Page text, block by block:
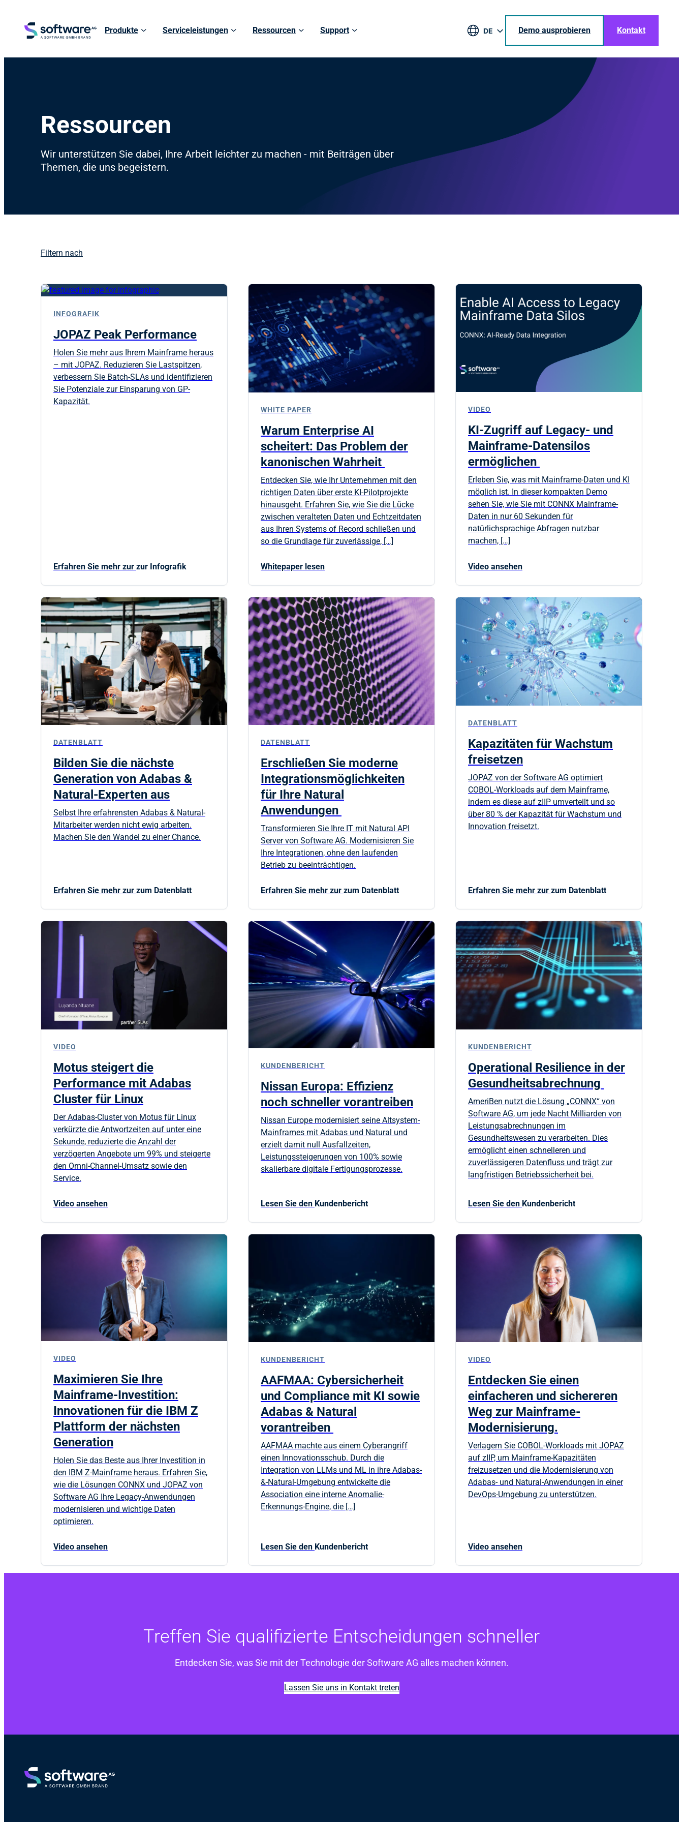
Produkte Serviceleistungen Ressourcen Support
DE
BR
Demo ausprobieren Kontakt
Ressourcen
Wir unterstützen Sie dabei, Ihre Arbeit leichter zu machen - mit Beiträgen über
Themen, die uns begeistern.
Filtern nach
INFOGRAFIK
JOPAZ Peak Performance
Holen Sie mehr aus Ihrem Mainframe heraus
– mit JOPAZ. Reduzieren Sie Lastspitzen,
verbessern Sie Batch-SLAs und identifizieren
Sie Potenziale zur Einsparung von GP-
Kapazität.
Erfahren Sie mehr zur zur Infografik
WHITE PAPER
Warum Enterprise AI
scheitert: Das Problem der
kanonischen Wahrheit
Entdecken Sie, wie Ihr Unternehmen mit den
richtigen Daten über erste KI-Pilotprojekte
hinausgeht. Erfahren Sie, wie Sie die Lücke
zwischen veralteten Daten und Echtzeitdaten
aus Ihren Systems of Record schließen und
so die Grundlage für zuverlässige, […]
Whitepaper lesen
VIDEO
KI-Zugriff auf Legacy- und
Mainframe-Datensilos
ermöglichen
Erleben Sie, was mit Mainframe-Daten und KI
möglich ist. In dieser kompakten Demo
sehen Sie, wie Sie mit CONNX Mainframe-
Daten in nur 60 Sekunden für
natürlichsprachige Abfragen nutzbar
machen, […]
Video ansehen
DATENBLATT
Bilden Sie die nächste
Generation von Adabas &
Natural-Experten aus
Selbst Ihre erfahrensten Adabas & Natural-
Mitarbeiter werden nicht ewig arbeiten.
Machen Sie den Wandel zu einer Chance.
Erfahren Sie mehr zur zum Datenblatt
DATENBLATT
Erschließen Sie moderne
Integrationsmöglichkeiten
für Ihre Natural
Anwendungen
Transformieren Sie Ihre IT mit Natural API
Server von Software AG. Modernisieren Sie
Ihre Integrationen, ohne den laufenden
Betrieb zu beeinträchtigen.
Erfahren Sie mehr zur zum Datenblatt
DATENBLATT
Kapazitäten für Wachstum
freisetzen
JOPAZ von der Software AG optimiert
COBOL-Workloads auf dem Mainframe,
indem es diese auf zIIP umverteilt und so
über 80 % der Kapazität für Wachstum und
Innovation freisetzt.
Erfahren Sie mehr zur zum Datenblatt
VIDEO
Motus steigert die
Performance mit Adabas
Cluster für Linux
Der Adabas-Cluster von Motus für Linux
verkürzte die Antwortzeiten auf unter eine
Sekunde, reduzierte die Anzahl der
verzögerten Angebote um 99% und steigerte
den Omni-Channel-Umsatz sowie den
Service.
Video ansehen
KUNDENBERICHT
Nissan Europa: Effizienz
noch schneller vorantreiben
Nissan Europe modernisiert seine Altsystem-
Mainframes mit Adabas und Natural und
erzielt damit null Ausfallzeiten,
Leistungssteigerungen von 100% sowie
skalierbare digitale Fertigungsprozesse.
Lesen Sie den Kundenbericht
KUNDENBERICHT
Operational Resilience in der
Gesundheitsabrechnung
AmeriBen nutzt die Lösung „CONNX“ von
Software AG, um jede Nacht Milliarden von
Leistungsabrechnungen im
Gesundheitswesen zu verarbeiten. Dies
ermöglicht einen schnelleren und
zuverlässigeren Datenfluss und trägt zur
langfristigen Betriebssicherheit bei.
Lesen Sie den Kundenbericht
VIDEO
Maximieren Sie Ihre
Mainframe-Investition:
Innovationen für die IBM Z
Plattform der nächsten
Generation
Holen Sie das Beste aus Ihrer Investition in
den IBM Z-Mainframe heraus. Erfahren Sie,
wie die Lösungen CONNX und JOPAZ von
Software AG Ihre Legacy-Anwendungen
modernisieren und wichtige Daten
optimieren.
Video ansehen
KUNDENBERICHT
AAFMAA: Cybersicherheit
und Compliance mit KI sowie
Adabas & Natural
vorantreiben
AAFMAA machte aus einem Cyberangriff
einen Innovationsschub. Durch die
Integration von LLMs und ML in ihre Adabas-
&-Natural-Umgebung entwickelte die
Association eine interne Anomalie-
Erkennungs-Engine, die […]
Lesen Sie den Kundenbericht
VIDEO
Entdecken Sie einen
einfacheren und sichereren
Weg zur Mainframe-
Modernisierung.
Verlagern Sie COBOL-Workloads mit JOPAZ
auf zIIP, um Mainframe-Kapazitäten
freizusetzen und die Modernisierung von
Adabas- und Natural-Anwendungen in einer
DevOps-Umgebung zu unterstützen.
Video ansehen
Treffen Sie qualifizierte Entscheidungen schneller
Entdecken Sie, was Sie mit der Technologie der Software AG alles machen können.
Lassen Sie uns in Kontakt treten